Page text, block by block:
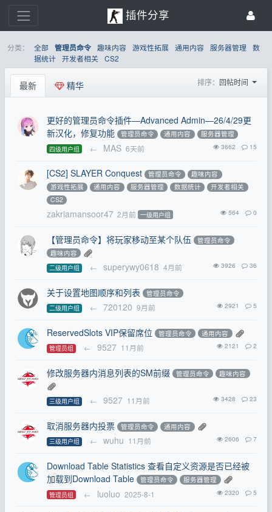
插件分享
分类： 全部 管理员命令 趣味内容 游戏性拓展 通用内容 服务器管理
数
据统计 开发者相关 CS2
最新 精华 排序： 回帖时间
更好的管理员命令插件—Advanced Admin—26/4/29更
新汉化，修复功能
管理员命令 通用内容 服务器管理
四级用户组 ← MAS 6天前 3662 15
[CS2] SLAYER Conquest 管理员命令
趣味内容
游戏性拓展
通用内容 服务器管理 数据统计
开发者相关
CS2
zakriamansoor47 2月前 一级用户组 564 0
【管理员命令】将玩家移动至某个队伍
管理员命令
趣味内容
二级用户组 ← superywy0618 4月前 3926 36
关于设置地图顺序和列表 管理员命令
二级用户组 ← 720120 9月前 2921 5
ReservedSlots VIP保留席位 管理员命令 通用内容
管理员组 ← 9527 11月前 2121 2
修改服务器内消息列表的SM前缀 管理员命令 趣味内容
三级用户组 ← 9527 11月前 3428 23
取消服务器内投票 管理员命令 通用内容
三级用户组 ← wuhu 11月前 2606 7
Download Table Statistics 查看自定义资源是否已经被
加载到Download Table
管理员命令 服务器管理
管理员组 ← luoluo 2025-8-1 2320 5